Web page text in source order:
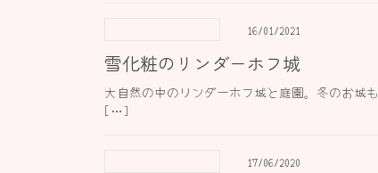
16/01/2021
雪化粧のリンダーホフ城
大自然の中のリンダーホフ城と庭園。冬のお城
[…]
17/06/2020